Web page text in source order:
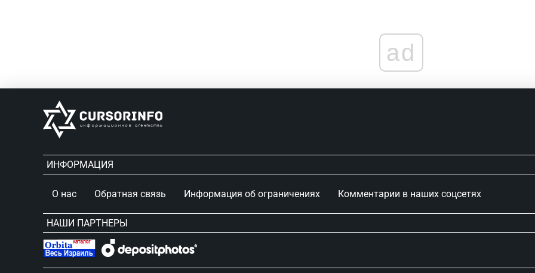
ad
ИНФОРМАЦИЯ
О нас Обратная связь Информация об ограничениях Комментарии в наших соцсетях
НАШИ ПАРТНЕРЫ